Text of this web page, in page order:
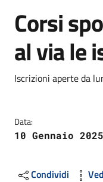
Corsi
al via le
Dettagli
Descrizione breve
Iscrizioni aperte da
Data:
10 Gennaio 2025
Condividi